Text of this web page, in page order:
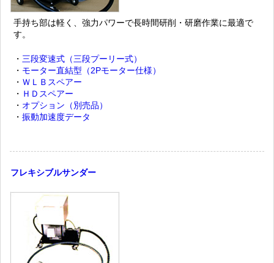
手持ち部は軽く、強力パワーで長時間研削・研磨作業に最適で
す。
・三段変速式（三段プーリー式）
・ モーター直結型（2Pモーター仕様）
・ ＷＬＢスペアー
・ ＨＤスペアー
・ オプション（別売品）
・振動加速度データ
フレキシブルサンダー